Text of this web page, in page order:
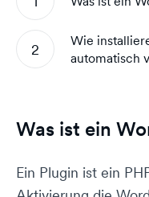
Wie
automatisch
Was ist ein
Ein Plugin ist ein